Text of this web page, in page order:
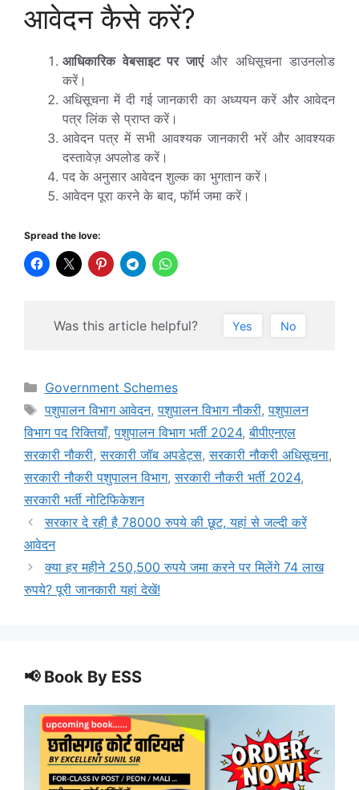
आवेदन कैसे करें?
आधिकारिक वेबसाइट पर जाएंऔर अधिसूचना डाउनलोड
करें।
अधिसूचना में दी गई जानकारी का अध्ययन करें और आवेदन
पत्र लिंक से प्राप्त करें।
आवेदन पत्र में सभी आवश्यक जानकारी भरें और आवश्यक
दस्तावेज़ अपलोड करें।
पद के अनुसार आवेदन शुल्क का भुगतान करें।
आवेदन पूरा करने के बाद, फॉर्म जमा करें।
Spread the love:
Was this article helpful? Yes No
Categories
Government Schemes
Tags
पशुपालन विभाग आवेदन,पशुपालन विभाग नौकरी,पशुपालन
विभाग पद रिक्तियाँ,पशुपालन विभाग भर्ती 2024,बीपीएनएल
सरकारी नौकरी,सरकारी जॉब अपडेट्स,सरकारी नौकरी अधिसूचना,
सरकारी नौकरी पशुपालन विभाग,सरकारी नौकरी भर्ती 2024,
सरकारी भर्ती नोटिफिकेशन
सरकार दे रही है 78000 रुपये की छूट, यहां से जल्दी करें
आवेदन
क्या हर महीने 250,500 रुपये जमा करने पर मिलेंगे 74 लाख
रुपये? पूरी जानकारी यहां देखें!
📢 Book By ESS